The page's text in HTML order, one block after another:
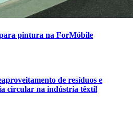
pintura na ForMóbile
de resíduos e
circular na indústria têxtil